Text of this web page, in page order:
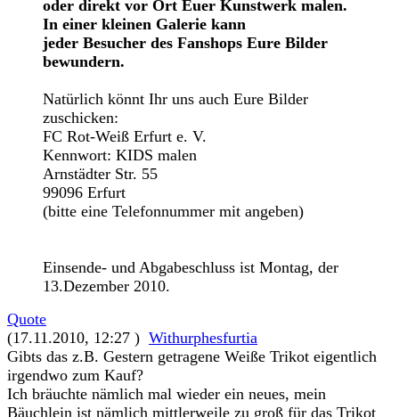
oder direkt vor Ort Euer Kunstwerk malen.
In einer kleinen Galerie kann
jeder Besucher des Fanshops Eure Bilder
bewundern.
Natürlich könnt Ihr uns auch Eure Bilder
zuschicken:
FC Rot-Weiß Erfurt e. V.
Kennwort: KIDS malen
Arnstädter Str. 55
99096 Erfurt
(bitte eine Telefonnummer mit angeben)
Einsende- und Abgabeschluss ist Montag, der
13.Dezember 2010.
Quote
(17.11.2010, 12:27 ) Withurphesfurtia
Gibts das z.B. Gestern getragene Weiße Trikot eigentlich
irgendwo zum Kauf?
Ich bräuchte nämlich mal wieder ein neues, mein
Bäuchlein ist nämlich mittlerweile zu groß für das Trikot